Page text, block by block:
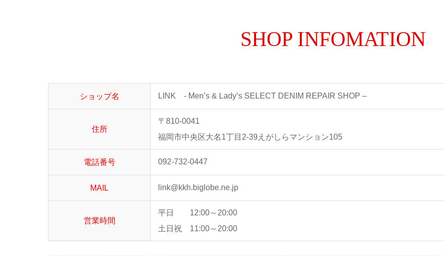
SHOP INFOMATION
ショップ名 LINK - Men’s & Lady’s SELECT DENIM REPAIR SHOP –
住所
〒810-0041
福岡市中央区大名1丁目2-39えがしらマンション105
電話番号 092-732-0447
MAIL link@kkh.biglobe.ne.jp
営業時間
平日 12:00～20:00
土日祝 11:00～20:00